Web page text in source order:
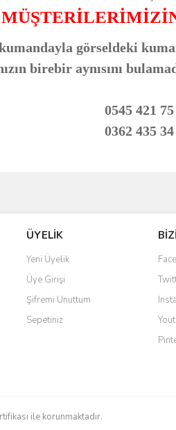
kumandayla görseldeki
birebir aynısını
0545 421
0362 435
ÜYELİK
Yeni Üyelik
Üye Girişi
Şifremi Unuttum
Sepetiniz
ile korunmaktadır.